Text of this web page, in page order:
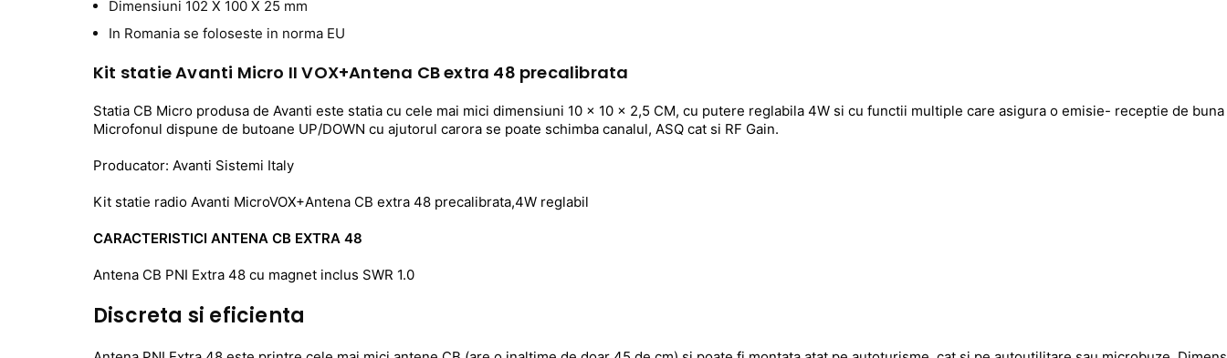
Dimensiuni 102 X 100 X 25 mm
In Romania se foloseste in norma EU
Kit statie Avanti Micro II VOX+Antena CB extra 48 precalibrata
Statia CB Micro produsa de Avanti este statia cu cele mai mici dimensiuni 10 x 10 x 2,5 CM, cu putere reglabila 4W si cu functii multiple care asigura o emisie- receptie de
Microfonul dispune de butoane UP/DOWN cu ajutorul carora se poate schimba canalul, ASQ cat si RF Gain.
Producator: Avanti Sistemi Italy
Kit statie radio Avanti MicroVOX+Antena CB extra 48 precalibrata,4W reglabil
CARACTERISTICI ANTENA CB EXTRA 48
Antena CB PNI Extra 48 cu magnet inclus SWR 1.0
Discreta si eficienta